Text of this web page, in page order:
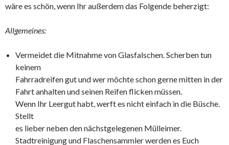
wäre es schön, wenn Ihr außerdem das Folgende beherzigt:
Allgemeines:
Vermeidet die Mitnahme von Glasfalschen. Scherben tun
keinem
Fahrradreifen gut und wer möchte schon gerne mitten in der
Fahrt anhalten und seinen Reifen flicken müssen.
Wenn Ihr Leergut habt, werft es nicht einfach in die Büsche.
Stellt
es lieber neben den nächstgelegenen Mülleimer.
Stadtreinigung und Flaschensammler werden es Euch